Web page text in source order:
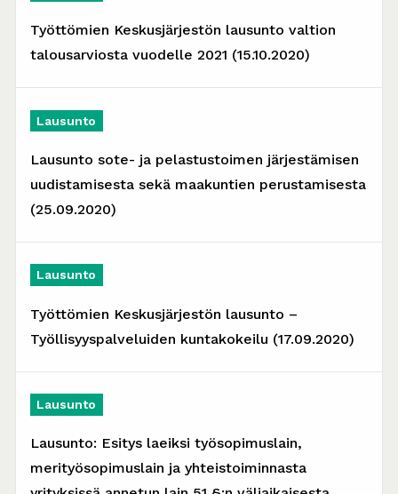
Työttömien Keskusjärjestön lausunto valtion
talousarviosta vuodelle 2021 (15.10.2020)
Lausunto
Lausunto sote- ja pelastustoimen järjestämisen
uudistamisesta sekä maakuntien perustamisesta
(25.09.2020)
Lausunto
Työttömien Keskusjärjestön lausunto –
Työllisyyspalveluiden kuntakokeilu (17.09.2020)
Lausunto
Lausunto: Esitys laeiksi työsopimuslain,
merityösopimuslain ja yhteistoiminnasta